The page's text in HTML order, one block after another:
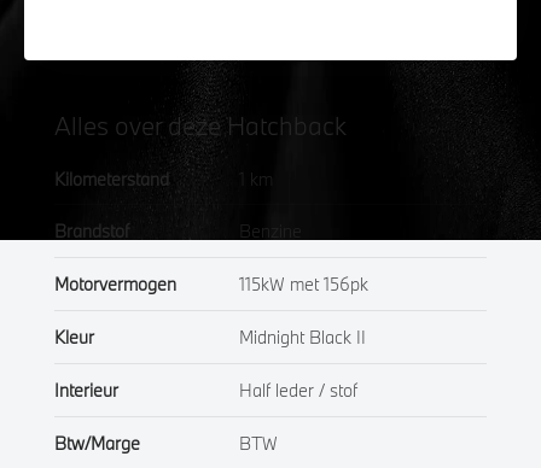
Alles over deze Hatchback
Kilometerstand 1 km
Brandstof Benzine
Motorvermogen 115kW met 156pk
Kleur Midnight Black II
Interieur Half leder / stof
Btw/Marge BTW